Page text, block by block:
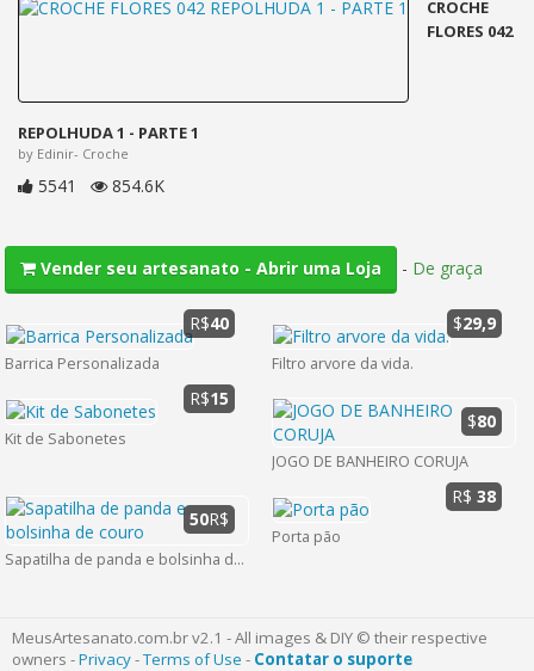
CROCHE
FLORES 042
REPOLHUDA 1 - PARTE 1
by Edinir- Croche
5541 854.6K
Vender seu artesanato - Abrir uma Loja - De graça
Barrica Personalizada
R$40
Filtro arvore da vida.
$29,9
Kit de Sabonetes
R$15
JOGO DE BANHEIRO CORUJA
$80
Sapatilha de panda e bolsinha de couro
50R$
Porta pão
R$ 38
MeusArtesanato.com.br v2.1 - All images & DIY © their respective
owners -Privacy-Terms of Use - Contatar o suporte